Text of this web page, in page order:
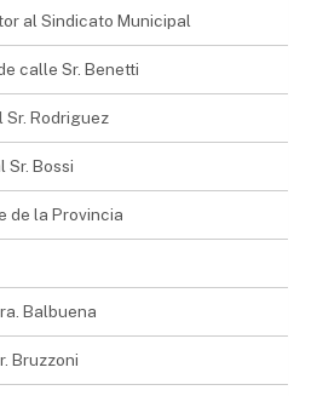
al Sindicato Municipal
calle Sr. Benetti
Sr. Rodriguez
Sr. Bossi
de la Provincia
Balbuena
Bruzzoni